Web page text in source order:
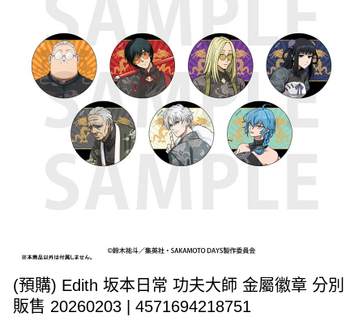
(預購) Edith 坂本日常 功夫大師 金屬徽章 分別
販售 20260203 | 4571694218751